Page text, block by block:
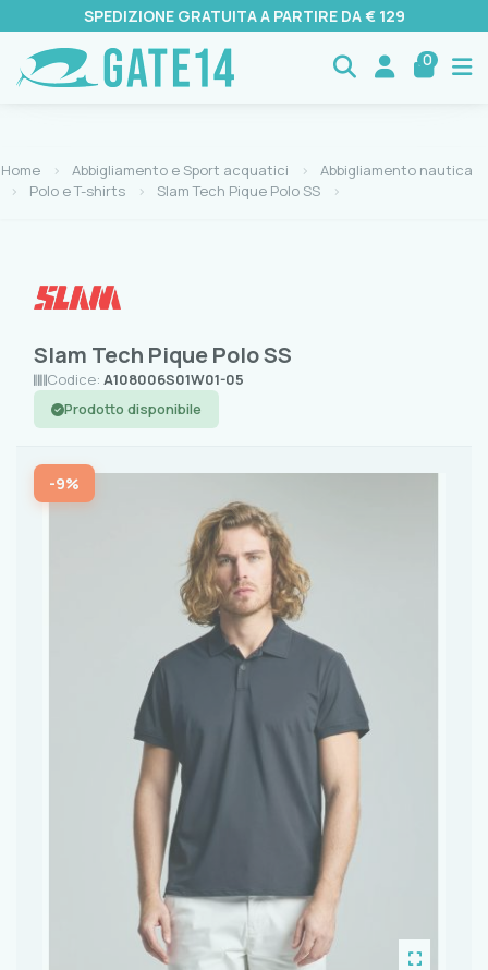
SPEDIZIONE GRATUITA A PARTIRE DA € 129
0
Home Abbigliamento e Sport acquatici
Abbigliamento nautica
Polo e T-shirts
Slam Tech Pique Polo SS
Slam Tech Pique Polo SS
Codice: A108006S01W01-05
Prodotto disponibile
-9%